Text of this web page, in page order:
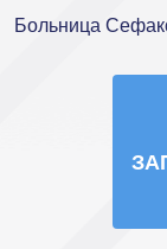
Больница